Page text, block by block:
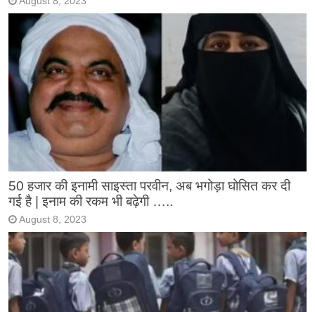
50 हजार की इनामी साइस्ता परवीन, अब भगोड़ा घोसित कर दी
गई है | इनाम की रकम भी बढ़ेगी …..
August 8, 2023